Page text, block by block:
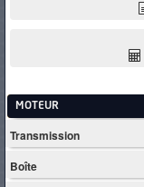
MOTEUR
Transmission
Boîte